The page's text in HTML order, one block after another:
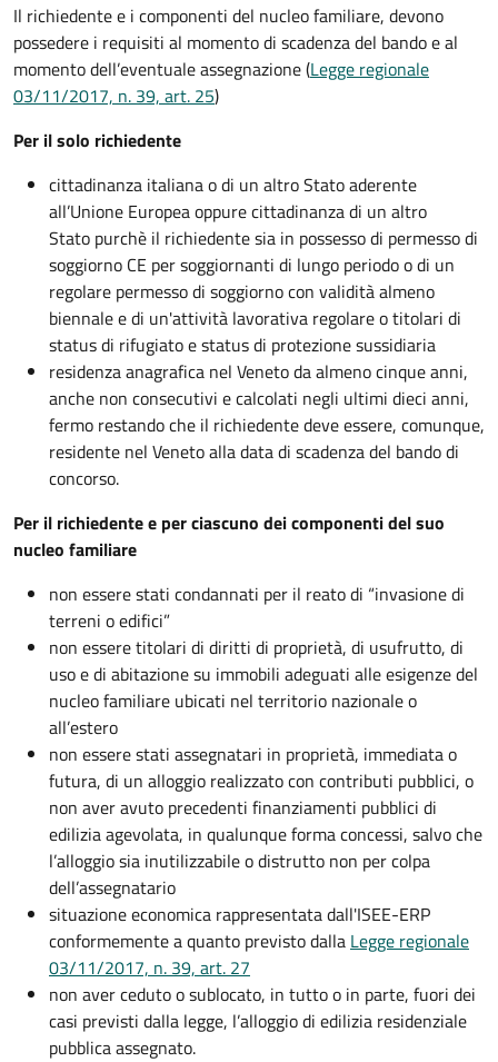
Il richiedente e i componenti del nucleo familiare, devono
possedere i requisiti al momento di scadenza del bando e al
momento dell’eventuale assegnazione (Legge regionale
03/11/2017, n. 39, art. 25)
Per il solo richiedente
cittadinanza italiana o di un altro Stato aderente
all’Unione Europea oppure cittadinanza di un altro
Stato purchè il richiedente sia in possesso di permesso di
soggiorno CE per soggiornanti di lungo periodo o di un
regolare permesso di soggiorno con validità almeno
biennale e di un'attività lavorativa regolare o titolari di
status di rifugiato e status di protezione sussidiaria
residenza anagrafica nel Veneto da almeno cinque anni,
anche non consecutivi e calcolati negli ultimi dieci anni,
fermo restando che il richiedente deve essere, comunque,
residente nel Veneto alla data di scadenza del bando di
concorso.
Per il richiedente e per ciascuno dei componenti del suo
nucleo familiare
non essere stati condannati per il reato di “invasione di
terreni o edifici”
non essere titolari di diritti di proprietà, di usufrutto, di
uso e di abitazione su immobili adeguati alle esigenze del
nucleo familiare ubicati nel territorio nazionale o
all’estero
non essere stati assegnatari in proprietà, immediata o
futura, di un alloggio realizzato con contributi pubblici, o
non aver avuto precedenti finanziamenti pubblici di
edilizia agevolata, in qualunque forma concessi, salvo che
l’alloggio sia inutilizzabile o distrutto non per colpa
dell’assegnatario
situazione economica rappresentata dall'ISEE-ERP
conformemente a quanto previsto dalla Legge regionale
03/11/2017, n. 39, art. 27
non aver ceduto o sublocato, in tutto o in parte, fuori dei
casi previsti dalla legge, l’alloggio di edilizia residenziale
pubblica assegnato.